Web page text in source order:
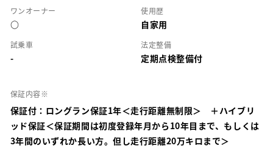
ワンオーナー
○
使用歴
自家用
試乗車
-
法定整備
定期点検整備付
保証内容※
保証付：ロングラン保証1年＜走行距離無制限＞ ＋ハイブリ
ッド保証＜保証期間は初度登録年月から10年目まで、もしくは
3年間のいずれか長い方。但し走行距離20万キロまで＞